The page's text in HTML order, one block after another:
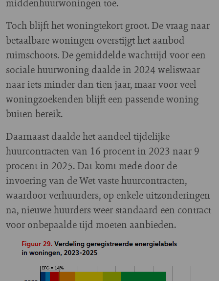
middenhuurwoningen toe.
Toch blijft het woningtekort groot. De vraag naar
betaalbare woningen overstijgt het aanbod
ruimschoots. De gemiddelde wachttijd voor een
sociale huurwoning daalde in 2024 weliswaar
naar iets minder dan tien jaar, maar voor veel
woningzoekenden blijft een passende woning
buiten bereik.
Daarnaast daalde het aandeel tijdelijke
huurcontracten van 16 procent in 2023 naar 9
procent in 2025. Dat komt mede door de
invoering van de Wet vaste huurcontracten,
waardoor verhuurders, op enkele uitzonderingen
na, nieuwe huurders weer standaard een contract
voor onbepaalde tijd moeten aanbieden.
Image